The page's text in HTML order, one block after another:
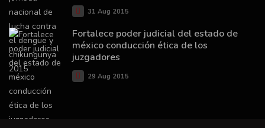
31 Aug 2015
Fortalece poder judicial del estado de
méxico conducción ética de los
juzgadores
29 Aug 2015